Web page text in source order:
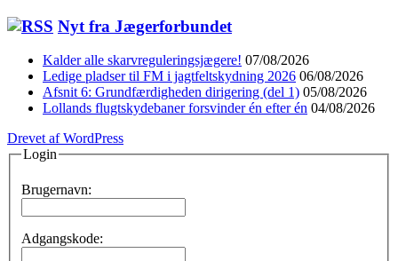
Nyt fra Jægerforbundet
Kalder alle skarvreguleringsjægere! 07/08/2026
Ledige pladser til FM i jagtfeltskydning 2026 06/08/2026
Afsnit 6: Grundfærdigheden dirigering (del 1) 05/08/2026
Lollands flugtskydebaner forsvinder én efter én 04/08/2026
Drevet af WordPress
Login
Brugernavn:
Adgangskode: